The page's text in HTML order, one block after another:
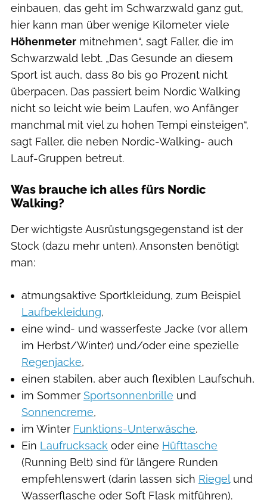
einbauen, das geht im Schwarzwald ganz gut,
hier kann man über wenige Kilometer viele
Höhenmeter mitnehmen“, sagt Faller, die im
Schwarzwald lebt. „Das Gesunde an diesem
Sport ist auch, dass 80 bis 90 Prozent nicht
überpacen. Das passiert beim Nordic Walking
nicht so leicht wie beim Laufen, wo Anfänger
manchmal mit viel zu hohen Tempi einsteigen“,
sagt Faller, die neben Nordic-Walking- auch
Lauf-Gruppen betreut.
Was brauche ich alles fürs Nordic
Walking?
Der wichtigste Ausrüstungsgegenstand ist der
Stock (dazu mehr unten). Ansonsten benötigt
man:
atmungsaktive Sportkleidung, zum Beispiel
Laufbekleidung,
eine wind- und wasserfeste Jacke (vor allem
im Herbst/Winter) und/oder eine spezielle
Regenjacke,
einen stabilen, aber auch flexiblen Laufschuh,
im Sommer Sportsonnenbrille und
Sonnencreme,
im Winter Funktions-Unterwäsche.
Ein Laufrucksack oder eine Hüfttasche
(Running Belt) sind für längere Runden
empfehlenswert (darin lassen sich Riegelund
Wasserflasche oder Soft Flask mitführen).